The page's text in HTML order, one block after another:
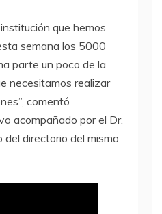
que hemos
semana los 5000
parte un poco de la
necesitamos realizar
comentó
acompañado por el Dr.
del directorio del mismo